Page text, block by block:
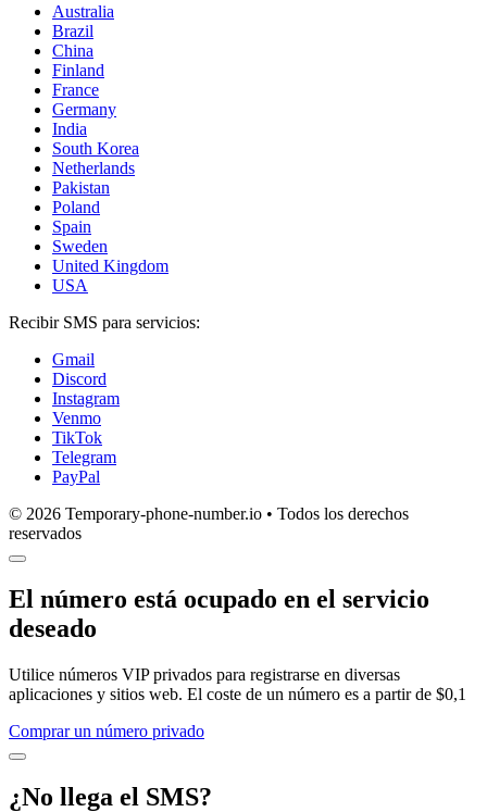
Australia
Brazil
China
Finland
France
Germany
India
South Korea
Netherlands
Pakistan
Poland
Spain
Sweden
United Kingdom
USA
Recibir SMS para servicios:
Gmail
Discord
Instagram
Venmo
TikTok
Telegram
PayPal
© 2026 Temporary-phone-number.io • Todos los derechos
reservados
El número está ocupado en el servicio
deseado
Utilice números VIP privados para registrarse en diversas
aplicaciones y sitios web. El coste de un número es a partir de $0,1
Comprar un número privado
¿No llega el SMS?